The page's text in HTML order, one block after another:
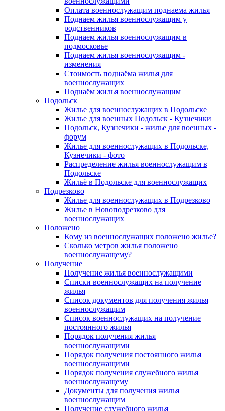
Оплата военнослужащим поднаема жилья
Поднаем жилья военнослужащим у
родственников
Поднаем жилья военнослужащим в
подмосковье
Поднаем жилья военнослужащим -
изменения
Стоимость поднаёма жилья для
военнослужащих
Поднаём жилья военнослужащим
Подольск
Жилье для военнослужащих в Подольске
Жилье для военных Подольск - Кузнечики
Подольск, Кузнечики - жилье для военных -
форум
Жилье для военнослужащих в Подольске,
Кузнечики - фото
Распределение жилья военнослужащим в
Подольске
Жильё в Подольске для военнослужащих
Подрезково
Жилье для военнослужащих в Подрезково
Жилье в Новоподрезково для
военнослужащих
Положено
Кому из военнослужащих положено жилье?
Сколько метров жилья положено
военнослужащему?
Получение
Получение жилья военнослужащими
Списки военнослужащих на получение
жилья
Список документов для получения жилья
военнослужащим
Список военнослужащих на получение
постоянного жилья
Порядок получения жилья
военнослужащими
Порядок получения постоянного жилья
военнослужащими
Порядок получения служебного жилья
военнослужащему
Документы для получения жилья
военнослужащим
Получение служебного жилья